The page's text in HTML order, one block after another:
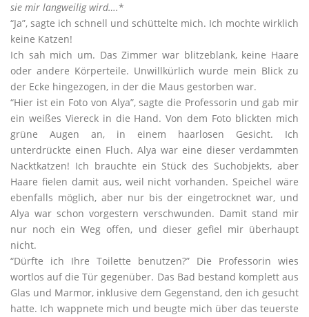
sie mir langweilig wird….*
“Ja”, sagte ich schnell und schüttelte mich. Ich mochte wirklich
keine Katzen!
Ich sah mich um. Das Zimmer war blitzeblank, keine Haare
oder andere Körperteile. Unwillkürlich wurde mein Blick zu
der Ecke hingezogen, in der die Maus gestorben war.
“Hier ist ein Foto von Alya”, sagte die Professorin und gab mir
ein weißes Viereck in die Hand. Von dem Foto blickten mich
grüne Augen an, in einem haarlosen Gesicht. Ich
unterdrückte einen Fluch. Alya war eine dieser verdammten
Nacktkatzen! Ich brauchte ein Stück des Suchobjekts, aber
Haare fielen damit aus, weil nicht vorhanden. Speichel wäre
ebenfalls möglich, aber nur bis der eingetrocknet war, und
Alya war schon vorgestern verschwunden. Damit stand mir
nur noch ein Weg offen, und dieser gefiel mir überhaupt
nicht.
“Dürfte ich Ihre Toilette benutzen?” Die Professorin wies
wortlos auf die Tür gegenüber. Das Bad bestand komplett aus
Glas und Marmor, inklusive dem Gegenstand, den ich gesucht
hatte. Ich wappnete mich und beugte mich über das teuerste